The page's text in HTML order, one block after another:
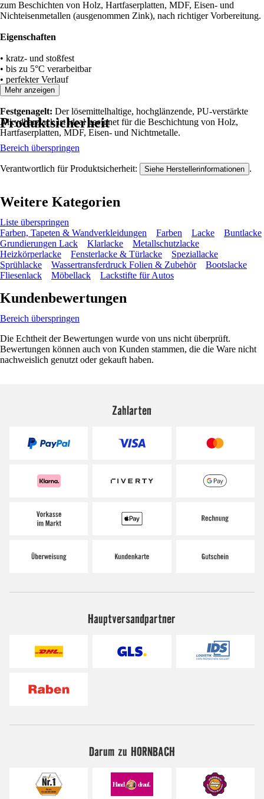
zum Beschichten von Holz, Hartfaserplatten, MDF, Eisen- und
Nichteisenmetallen (ausgenommen Zink), nach richtiger Vorbereitung.
Eigenschaften
• kratz- und stoßfest
• bis zu 5°C verarbeitbar
• perfekter Verlauf
• blockfest
Festgenagelt: Der lösemittelhaltige, hochglänzende, PU-verstärkte
Alkydharzlack ist ideal geeignet für die Beschichtung von Holz,
Hartfaserplatten, MDF, Eisen- und Nichtmetalle.
Mehr anzeigen
Produktsicherheit
Bereich überspringen
Verantwortlich für Produktsicherheit: Siehe Herstellerinformationen .
Weitere Kategorien
Liste überspringen
Farben, Tapeten & Wandverkleidungen
Farben Lacke
Buntlacke
Grundierungen Lack
Klarlacke
Metallschutzlacke
Heizkörperlacke
Fensterlacke & Türlacke
Speziallacke
Sprühlacke
Wassertransferdruck Folien & Zubehör
Bootslacke
Fliesenlack
Möbellack Lackstifte für Autos
Kundenbewertungen
Bereich überspringen
Die Echtheit der Bewertungen wurde von uns nicht überprüft.
Bewertungen können auch von Kunden stammen, die die Ware nicht
nachweislich genutzt oder gekauft haben.
Zahlarten
Hauptversandpartner
Darum zu HORNBACH